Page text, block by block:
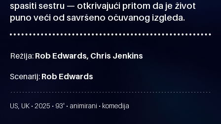
spasiti sestru — otkrivajući pritom da je život
puno veći od savršeno očuvanog izgleda.
Režija: Rob Edwards, Chris Jenkins
Scenarij: Rob Edwards
US, UK • 2025 • 93' • animirani • komedija